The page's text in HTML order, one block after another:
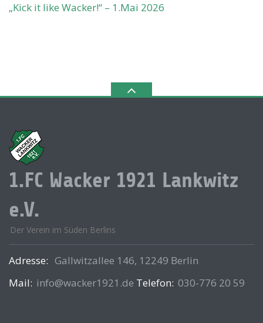
„Kick it like Wacker!“ – 1.Mai 2026
1.FC Wacker 1921 Lankwitz
e.V.
Der Verein im Süden Berlins
Adresse: Gallwitzallee 146, 12249 Berlin
Mail: info@wacker1921.de Telefon: 030-776 20 59